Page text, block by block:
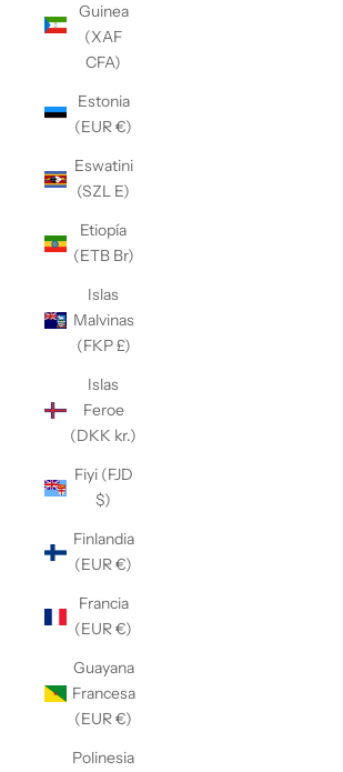
Guinea
(XAF
CFA)
Estonia
(EUR €)
Eswatini
(SZL E)
Etiopía
(ETB Br)
Islas
Malvinas
(FKP £)
Islas
Feroe
(DKK kr.)
Fiyi (FJD
$)
Finlandia
(EUR €)
Francia
(EUR €)
Guayana
Francesa
(EUR €)
Polinesia